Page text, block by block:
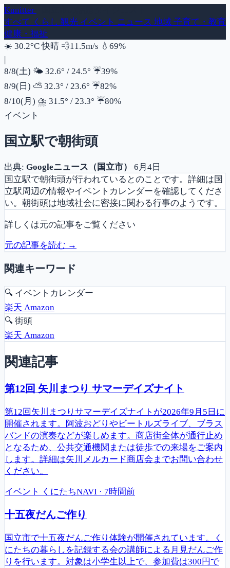
Kunitter
すべて くらし 観光 イベント ニュース 地域 子育て・教育
健康・福祉
☀️ 30.2°C 快晴 💨風速
11.5m/s 💧 湿度
69%
|
8/8(土) 🌤️ 32.6° / 24.5° ☔降水確率
39%
8/9(日) ⛅ 32.3° / 23.6° ☔降水確率
82%
8/10(月) ⛈️ 31.5° / 23.3° ☔降水確率
80%
イベント
国立駅で朝街頭
出典: Googleニュース（国立市）
6月4日
国立駅で朝街頭が行われているとのことです。詳細は国
立駅周辺の情報やイベントカレンダーを確認してくださ
い。朝街頭は地域社会に密接に関わる行事のようです。
詳しくは元の記事をご覧ください
元の記事を読む →
関連キーワード
🔍 イベントカレンダー
楽天 Amazon
🔍 街頭
楽天 Amazon
関連記事
第12回 矢川まつり サマーデイズナイト
第12回矢川まつりサマーデイズナイトが2026年9月5日に
開催されます。阿波おどりやビートルズライブ、ブラス
バンドの演奏などが楽しめます。商店街全体が通行止め
となるため、公共交通機関または徒歩での来場をご案内
します。詳細は矢川メルカード商店会までお問い合わせ
ください。
イベント くにたちNAVI · 7時間前
十五夜だんご作り
国立市で十五夜だんご作り体験が開催されています。く
にたちの暮らしを記録する会の講師による月見だんご作
りを行います。対象は小学生以上で、参加費は300円で